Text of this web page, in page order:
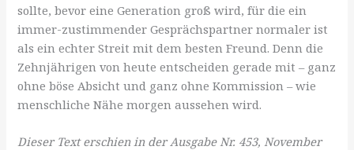
sollte, bevor eine Generation groß wird, für die ein
immer-zustimmender Gesprächspartner normaler ist
als ein echter Streit mit dem besten Freund. Denn die
Zehnjährigen von heute entscheiden gerade mit – ganz
ohne böse Absicht und ganz ohne Kommission – wie
menschliche Nähe morgen aussehen wird.
Dieser Text erschien in der Ausgabe Nr. 453, November